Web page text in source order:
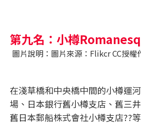
第九名：小樽
圖片說明：圖片來源：Flikcr CC授
在淺草橋和中央橋中間的小樽運
場、日本銀行舊小樽支店、舊三
舊日本郵船株式會社小樽支店??